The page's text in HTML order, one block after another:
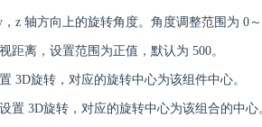
z 轴方向上的旋转角度。角度调整范围为 0
距离，设置范围为正值，默认为 500。
3D旋转，对应的旋转中心为该组件中心。
置 3D旋转，对应的旋转中心为该组合的中心